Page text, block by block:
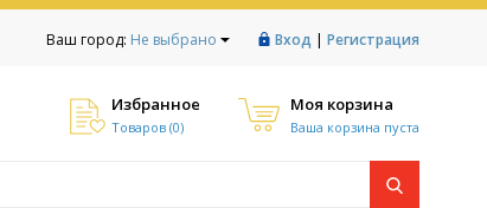
Ваш город: Не выбрано Вход | Регистрация
Избранное
Товаров (0)
Моя корзина
Ваша корзина пуста